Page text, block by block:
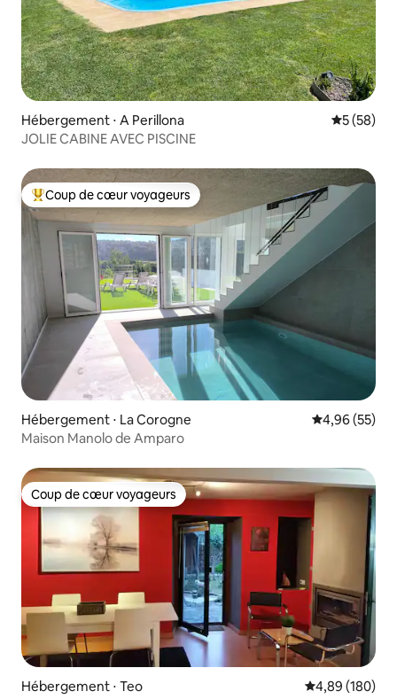
Hébergement ⋅ A Perillona
5 (58)
JOLIE CABINE AVEC PISCINE
Coups de cœur voyageurs les plus appréciés
Coup de cœur voyageurs
Hébergement ⋅ La Corogne Évaluation
4,96 (55)
Maison Manolo de Amparo
Coup de cœur voyageurs
Coup de cœur voyageurs
Hébergement ⋅ Teo Évaluation
4,89 (180)